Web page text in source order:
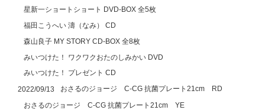
星新一ショートショート DVD-BOX 全5枚
福田こうへい 濤（なみ） CD
森山良子 MY STORY CD-BOX 全8枚
みいつけた！ ワクワクおたのしみかい DVD
みいつけた！ プレゼント CD
2022/09/13
おさるのジョージ C-CG 抗菌プレート21cm RD
おさるのジョージ C-CG 抗菌プレート21cm YE